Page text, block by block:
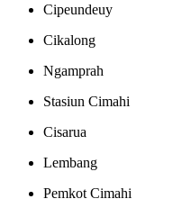
Cipeundeuy
Cikalong
Ngamprah
Stasiun Cimahi
Cisarua
Lembang
Pemkot Cimahi